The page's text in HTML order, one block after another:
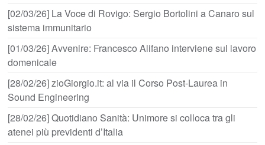
[02/03/26] La Voce di Rovigo: Sergio Bortolini a Canaro sul
sistema immunitario
[01/03/26] Avvenire: Francesco Alifano interviene sul lavoro
domenicale
[28/02/26] zioGiorgio.it: al via il Corso Post-Laurea in
Sound Engineering
[28/02/26] Quotidiano Sanità: Unimore si colloca tra gli
atenei più previdenti d’Italia